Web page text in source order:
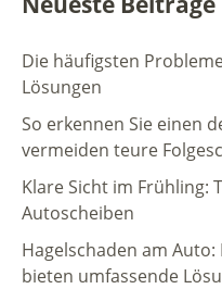
Die häufigsten
Lösungen
So erkennen Sie einen
vermeiden teure
Klare Sicht im Frühling:
Autoscheiben
Hagelschaden am
bieten umfassende